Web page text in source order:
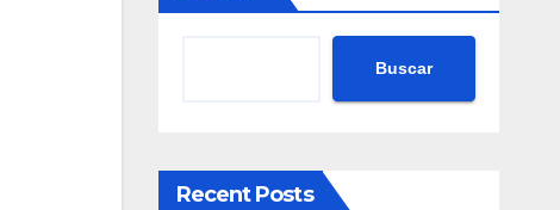
Buscar
Recent Posts